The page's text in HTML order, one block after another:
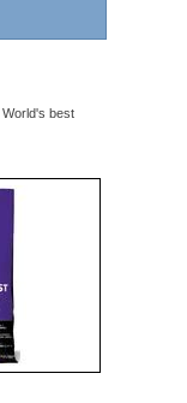
World's best